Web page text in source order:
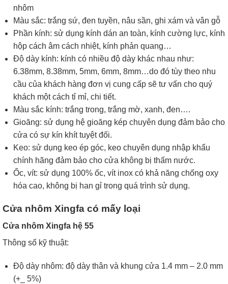
nhôm
Màu sắc: trắng sứ, đen tuyền, nâu sần, ghi xám và vân gỗ
Phần kính: sử dụng kính dán an toàn, kính cường lực, kính
hộp cách âm cách nhiệt, kính phản quang…
Độ dày kính: kính có nhiều độ dày khác nhau như:
6.38mm, 8.38mm, 5mm, 6mm, 8mm…do đó tùy theo nhu
cầu của khách hàng đơn vị cung cấp sẽ tư vấn cho quý
khách một cách tỉ mỉ, chi tiết.
Màu sắc kính: trắng trong, trắng mờ, xanh, đen….
Gioăng: sử dụng hệ gioăng kép chuyên dụng đảm bảo cho
cửa có sự kín khít tuyệt đối.
Keo: sử dụng keo ép góc, keo chuyên dụng nhập khẩu
chính hãng đảm bảo cho cửa không bị thấm nước.
Ốc, vít: sử dụng 100% ốc, vít inox có khả năng chống oxy
hóa cao, không bị han gỉ trong quá trình sử dụng.
Cửa nhôm Xingfa có mấy loại
Cửa nhôm Xingfa hệ 55
Thông số kỹ thuật:
Độ dày nhôm: độ dày thân và khung cửa 1.4 mm – 2.0 mm
(+_ 5%)